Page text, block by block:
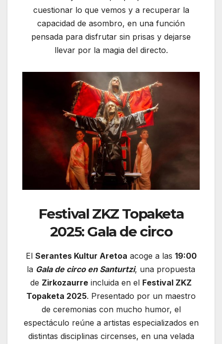
cuestionar lo que vemos y a recuperar la
capacidad de asombro, en una función
pensada para disfrutar sin prisas y dejarse
llevar por la magia del directo.
Festival ZKZ Topaketa
2025: Gala de circo
El Serantes Kultur Aretoa acoge a las 19:00
la Gala de circo en Santurtzi, una propuesta
de Zirkozaurre incluida en el Festival ZKZ
Topaketa 2025. Presentado por un maestro
de ceremonias con mucho humor, el
espectáculo reúne a artistas especializados en
distintas disciplinas circenses, en una velada